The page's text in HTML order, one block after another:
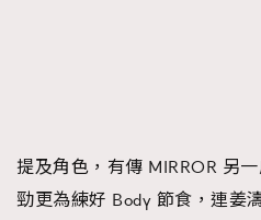
提及角色，有傳 MIRROR 另
勁更為練好 Body 節食，連姜